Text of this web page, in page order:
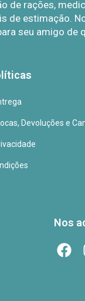
de rações,
de estimação.
seu amigo de
Devoluções e
Nos